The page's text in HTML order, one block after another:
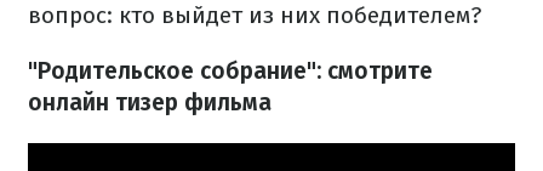
вопрос: кто выйдет из них победителем?
"Родительское собрание": смотрите
онлайн тизер фильма